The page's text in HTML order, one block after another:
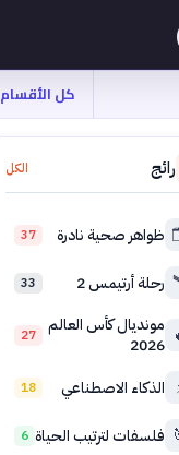
كل الأقسام
رائج الكل
ظواهر صحية نادرة 37
رحلة أرتيمس 2 33
مونديال كأس العالم
2026
27
الذكاء الاصطناعي 18
فلسفات لترتيب الحياة 6